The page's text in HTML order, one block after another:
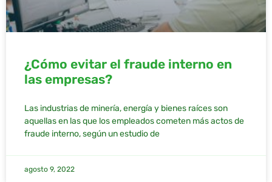
¿Cómo evitar el fraude interno en
las empresas?
Las industrias de minería, energía y bienes raíces son
aquellas en las que los empleados cometen más actos de
fraude interno, según un estudio de
agosto 9, 2022